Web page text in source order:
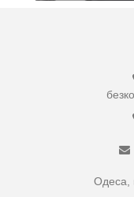
Одеса,